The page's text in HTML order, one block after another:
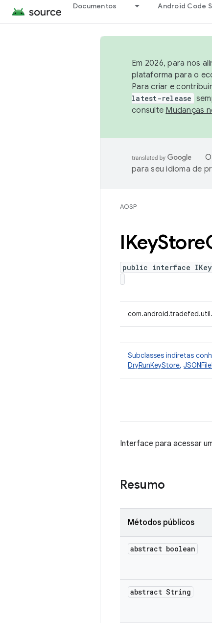
Documentos Android Code
Em 2026, para nos
plataforma para o
Para criar e
latest-release
consulte Mudanças
para seu idioma de
AOSP
IKeyStore
public interface
Subclasses indiretas
DryRunKeyStore,
Interface para acessar
Resumo
Métodos públicos
abstract boolean
abstract String